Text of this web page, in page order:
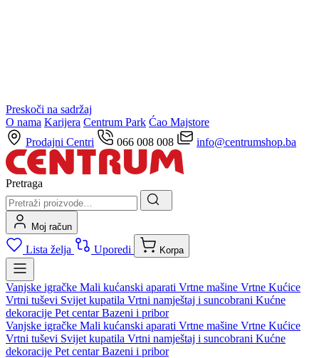
Preskoči na sadržaj
O nama Karijera Centrum Park Ćao Majstore
Prodajni Centri
066 008 008 info@centrumshop.ba
Pretraga
Moj račun
Lista želja Uporedi Korpa
Vanjske igračke Mali kućanski aparati Vrtne mašine Vrtne Kućice
Vrtni tuševi Svijet kupatila Vrtni namještaj i suncobrani Kućne
dekoracije Pet centarBazeni i pribor
Vanjske igračke Mali kućanski aparati Vrtne mašine Vrtne Kućice
Vrtni tuševi Svijet kupatila Vrtni namještaj i suncobrani Kućne
dekoracije Pet centarBazeni i pribor